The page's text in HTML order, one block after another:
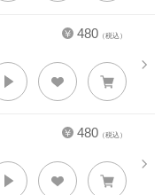
480 （税込）
480 （税込）